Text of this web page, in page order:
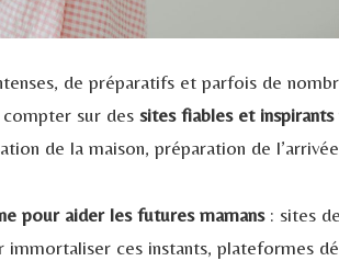
de préparatifs et parfois de
sur des sites fiables et
de la maison, préparation de
pour aider les futures mamans: sites de
immortaliser ces instants, plateformes